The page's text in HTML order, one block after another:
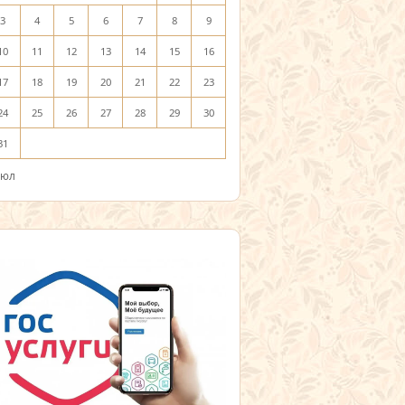
3 4 5 6 7 8 9
11 12 13 14 15 16
18 19 20 21 22 23
25 26 27 28 29 30